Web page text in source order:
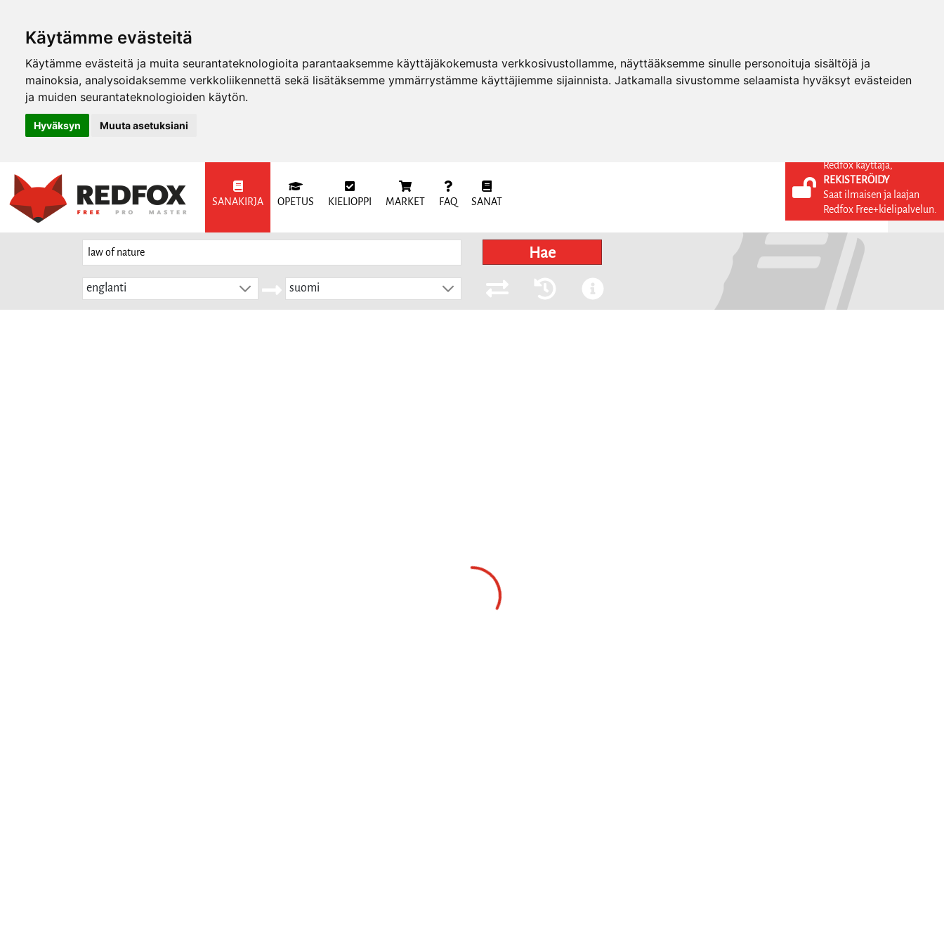
Käytämme evästeitä
Käytämme evästeitä ja muita seurantateknologioita parantaaksemme käyttäjäkokemusta verkkosivustollamme, näyttääksemme sinulle personoituja sisältöjä ja
mainoksia, analysoidaksemme verkkoliikennettä sekä lisätäksemme ymmärrystämme käyttäjiemme sijainnista. Jatkamalla sivustomme selaamista hyväksyt evästeiden
ja muiden seurantateknologioiden käytön.
Hyväksyn Muuta asetuksiani
SANAKIRJA OPETUS KIELIOPPI MARKET FAQ SANAT
KIRJAUDU SISÄÄN
REKISTERÖIDY
Hae
englanti suomi
Redfox käyttäjä,
REKISTERÖIDY
Saat ilmaisen ja laajan
Redfox Free+kielipalvelun.